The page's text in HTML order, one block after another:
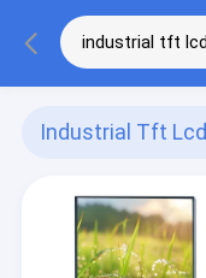
Industrial Tft Lcd